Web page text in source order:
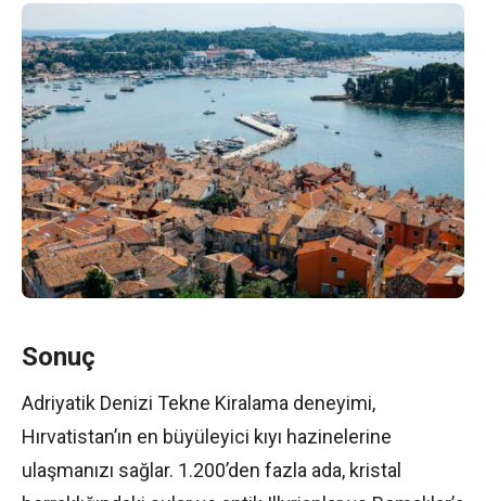
Sonuç
Adriyatik Denizi Tekne Kiralama deneyimi,
Hırvatistan’ın en büyüleyici kıyı hazinelerine
ulaşmanızı sağlar. 1.200’den fazla ada, kristal